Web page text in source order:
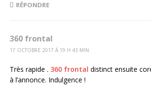
RÉPONDRE
360 frontal
17 OCTOBRE 2017 Á 19 H 43 MIN
Très rapide . 360 frontal distinct ensuite
à l’annonce. Indulgence !